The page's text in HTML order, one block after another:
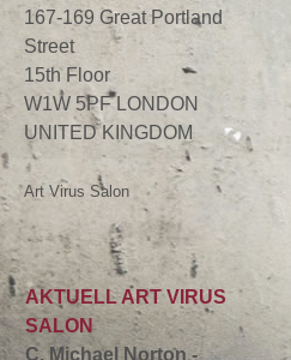
167-169 Great Portland
Street
15th Floor
W1W 5PF LONDON
UNITED KINGDOM
Art Virus Salon
AKTUELL ART VIRUS
SALON
C. Michael Norton -